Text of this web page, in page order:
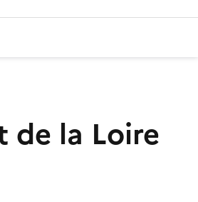
de la Loire